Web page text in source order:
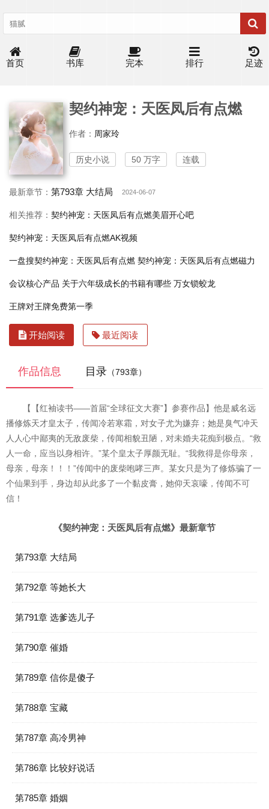
首页 书库 完本 排行 足迹
契约神宠：天医凤后有点燃
作者： 周家玲
历史小说 50 万字 连载
最新章节： 第793章 大结局 2024-06-07
相关推荐： 契约神宠：天医凤后有点燃美眉开心吧
契约神宠：天医凤后有点燃AK视频
一盘搜契约神宠：天医凤后有点燃 契约神宠：天医凤后有点燃磁力
会议核心产品 关于六年级成长的书籍有哪些 万女锁蛟龙
王牌对王牌免费第一季
开始阅读 最近阅读
作品信息 目录 （793章）
【【红袖读书——首届“全球征文大赛”】参赛作品】他是威名远
播修炼天才皇太子，传闻冷若寒霜，对女子尤为嫌弃；她是臭气冲天
人人心中鄙夷的无敌废柴，传闻相貌丑陋，对未婚夫花痴到极点。“救
人一命，应当以身相许。”某个皇太子厚颜无耻。“我救得是你母亲，
母亲，母亲！！！”传闻中的废柴咆哮三声。某女只是为了修炼骗了一
个仙果到手，身边却从此多了一个黏皮膏，她仰天哀嚎，传闻不可
信！
《契约神宠：天医凤后有点燃》最新章节
第793章 大结局
第792章 等她长大
第791章 选爹选儿子
第790章 催婚
第789章 信你是傻子
第788章 宝藏
第787章 高冷男神
第786章 比较好说话
第785章 婚姻